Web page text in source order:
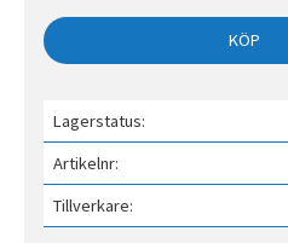
KÖP
Lagerstatus
Artikelnr
Tillverkare